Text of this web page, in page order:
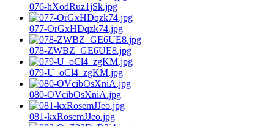
076-hXodRuz1jSk.jpg
077-OrGxHDqzk74.jpg
078-ZWBZ_GE6UE8.jpg
079-U_oCl4_zgKM.jpg
080-OVcibOsXniA.jpg
081-kxRosemJJeo.jpg